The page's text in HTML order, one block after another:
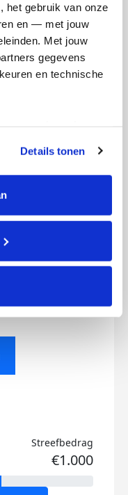
het gebruik van onze
en — met jouw
Met jouw
gegevens
en technische
moment wijzigen of
de pagina. De
“details”.
Details tonen
Streefbedrag
€1.000